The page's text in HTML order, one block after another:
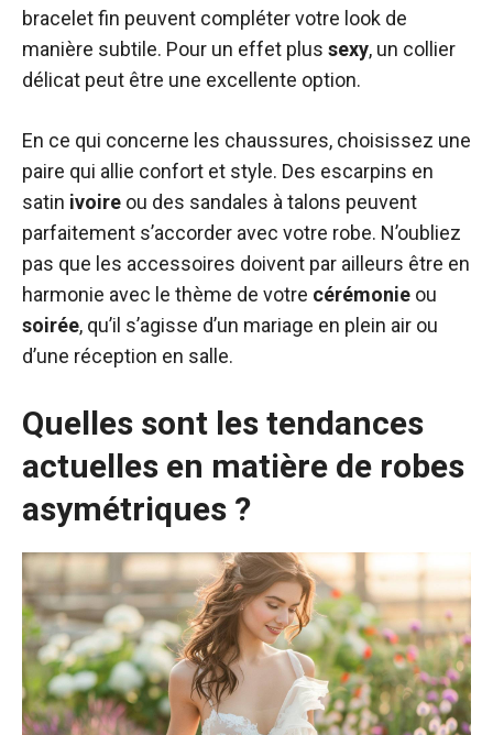
bracelet fin peuvent compléter votre look de
manière subtile. Pour un effet plus sexy, un collier
délicat peut être une excellente option.
En ce qui concerne les chaussures, choisissez une
paire qui allie confort et style. Des escarpins en
satin ivoire ou des sandales à talons peuvent
parfaitement s’accorder avec votre robe. N’oubliez
pas que les accessoires doivent par ailleurs être en
harmonie avec le thème de votre cérémonie ou
soirée, qu’il s’agisse d’un mariage en plein air ou
d’une réception en salle.
Quelles sont les tendances
actuelles en matière de robes
asymétriques ?